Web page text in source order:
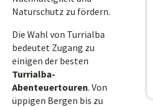
Naturschutz zu fördern.
Die Wahl von Turrialba
bedeutet Zugang zu
einigen der besten
Turrialba-
Abenteuertouren. Von
üppigen Bergen bis zu